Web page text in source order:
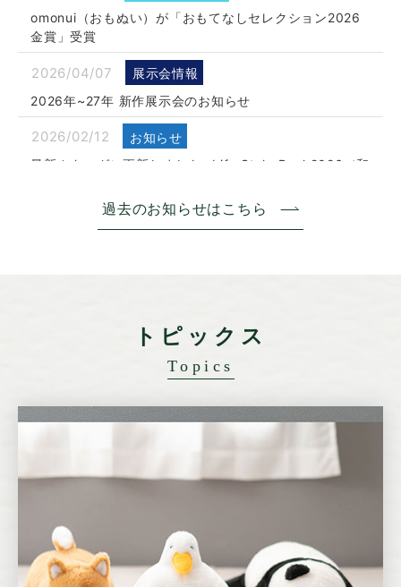
omonui（おもぬい）が「おもてなしセレクション2026
金賞」受賞
2026/04/07
展示会情報
2026年~27年 新作展示会のお知らせ
2026/02/12
お知らせ
最新カタログに更新しました- Life Style Book2026／和
2026/01/27
展示会情報
食品安全マネジメントシステム「ISO 22000 」認証取得
お知らせ
第100回 東京インターナショナルギフトショーに出展し
ます
株式会社浅野撚糸とのパートナーシップ契約締結につい
て
過去のお知らせはこちら
トピックス
Topics